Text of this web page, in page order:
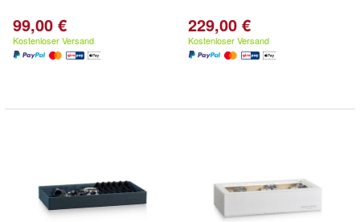
99,00 €
Kostenloser Versand
229,00 €
Kostenloser Versand